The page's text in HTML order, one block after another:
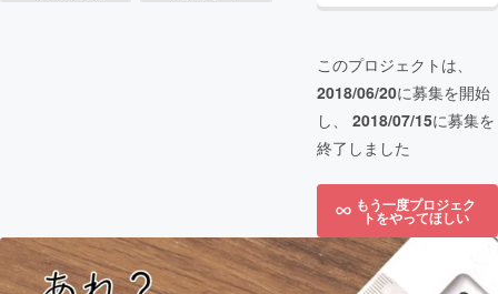
このプロジェクトは、
2018/06/20に募集を開始
し、 2018/07/15に募集を
終了しました
もう一度プロジェク
トをやってほしい